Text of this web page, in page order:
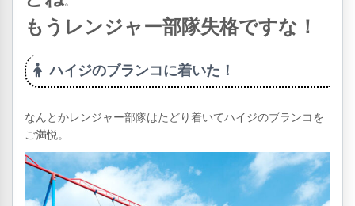
もうレンジャー部隊失格ですな！
ハイジのブランコに着いた！
なんとかレンジャー部隊はたどり着いてハイジのブランコを
ご満悦。